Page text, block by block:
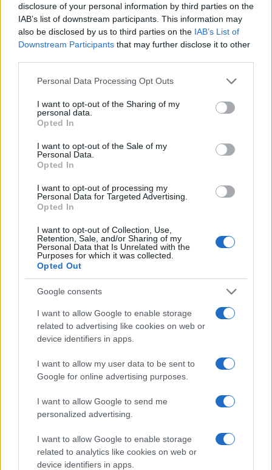
disclosure of your personal information by third parties on the
IAB’s list of downstream participants. This information may
also be disclosed by us to third parties on the IAB’s List of
Downstream Participants that may further disclose it to other
Please note that this website/app uses one or more Google
not limited to your visit or usage behaviour. You may click to
grant or deny consent to Google and its third-party tags to
use your data for below specified purposes in below Google
consent section.
Personal Data Processing Opt Outs
I want to opt-out of the Sharing of my
personal data.
Opted In
I want to opt-out of the Sale of my
Personal Data.
Opted In
I want to opt-out of processing my
Personal Data for Targeted Advertising.
Opted In
I want to opt-out of Collection, Use,
Retention, Sale, and/or Sharing of my
Personal Data that Is Unrelated with the
Purposes for which it was collected.
Opted Out
Google consents
I want to allow Google to enable storage
related to advertising like cookies on web or
device identifiers in apps.
I want to allow my user data to be sent to
Google for online advertising purposes.
I want to allow Google to send me
personalized advertising.
I want to allow Google to enable storage
related to analytics like cookies on web or
device identifiers in apps.
Continua a leggere
CSI Bergamo: Tra Corsi, Eventi e Protezione dei Dati
Personali
NEWS